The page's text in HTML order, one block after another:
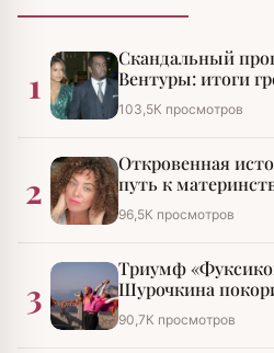
1
Скандальный
Вентуры: итоги
разбирательства
103,5К просмотров
2
Откровенная
путь к
96,5К просмотров
3
Триумф
Шурочкина
императора»
90,7К просмотров